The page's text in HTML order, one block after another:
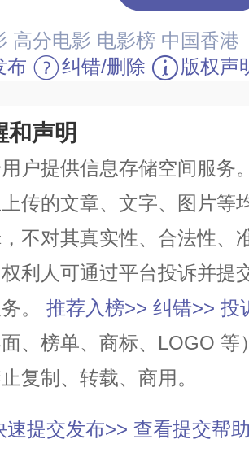
高分电影 电影榜 中国香港
布 纠错/删除 版权声
和声明
户提供信息存储空间服务
传的文章、文字、图片等
不对其真实性、合法性、
利人可通过平台投诉并提
。
推荐入榜>> 纠错>> 投
、榜单、商标、LOGO
复制、转载、商用。
速提交发布>> 查看提交帮